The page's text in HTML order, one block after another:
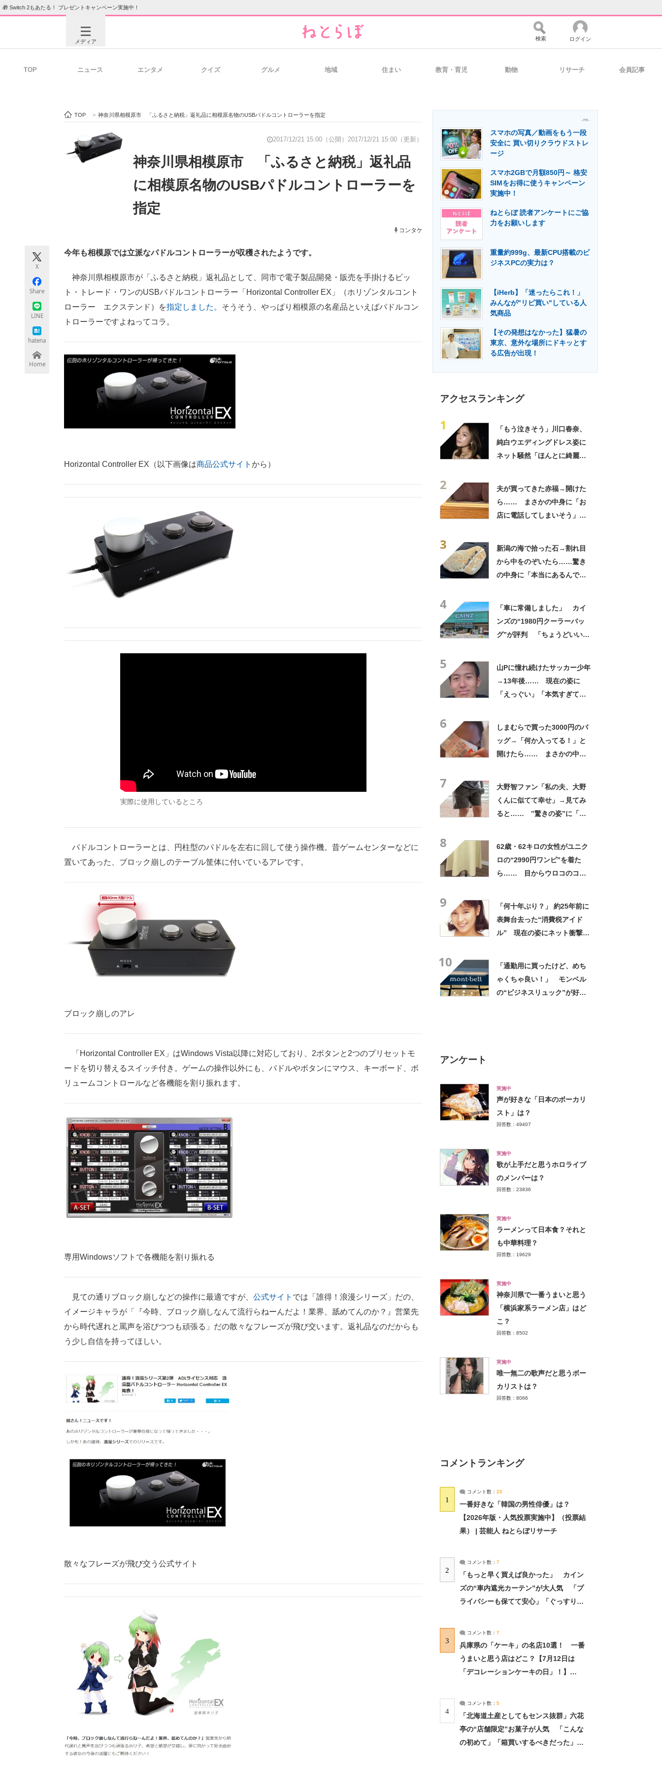
🎁 Switch 2もあたる！ プレゼントキャンペーン実施中！
メディア
ビジネスと働き方のヒント 経営リーダーのコミュニティ マーケ×ITの今がよく分かる
ITエンジニア向け専門サイト 企業向けIT製品の総合サイト IT製品の技術・比較・事例 製造業のIT導入・活用を支援
エネルギーの専門メディア 建設×テクノロジーの最前線
ちょっと気になるネットの話題
検索 ログイン
TOP ニュース エンタメ クイズ グルメ 地域 住まい 教育・育児 動物 リサーチ 会員記事
TOP > 神奈川県相模原市 「ふるさと納税」返礼品に相模原名物のUSBパドルコントローラーを指定
2017/12/21 15:00（公開） 2017/12/21 15:00（更新）
神奈川県相模原市 「ふるさと納税」返礼品
に相模原名物のUSBパドルコントローラーを
指定
コンタケ
X
Share
LINE
hatena
Home
今年も相模原では立派なパドルコントローラーが収穫されたようです。
神奈川県相模原市が「ふるさと納税」返礼品として、同市で電子製品開発・販売を手掛けるビッ
ト・トレード・ワンのUSBパドルコントローラー「Horizontal Controller EX」（ホリゾンタルコント
ローラー エクステンド）を指定しました。 そうそう、やっぱり相模原の名産品といえばパドルコン
トローラーですよねってコラ。
Horizontal Controller EX（以下画像は商品公式サイト から）
実際に使用しているところ
パドルコントローラーとは、円柱型のパドルを左右に回して使う操作機。昔ゲームセンターなどに
置いてあった、ブロック崩しのテーブル筐体に付いているアレです。
ブロック崩しのアレ
「Horizontal Controller EX」はWindows Vista以降に対応しており、2ボタンと2つのプリセットモ
ードを切り替えるスイッチ付き。ゲームの操作以外にも、パドルやボタンにマウス、キーボード、ボ
リュームコントロールなど各機能を割り振れます。
専用Windowsソフトで各機能を割り振れる
見ての通りブロック崩しなどの操作に最適ですが、 公式サイト では「誰得！浪漫シリーズ」だの、
イメージキャラが「『今時、ブロック崩しなんて流行らねーんだよ！業界、舐めてんのか？』営業先
から時代遅れと罵声を浴びつつも頑張る」だの散々なフレーズが飛び交います。返礼品なのだからも
う少し自信を持ってほしい。
散々なフレーズが飛び交う公式サイト
- PR -
スマホの写真／動画をもう一段
安全に 買い切りクラウドストレ
ージ
スマホ2GBで月額850円～ 格安
SIMをお得に使うキャンペーン
実施中！
ねとらぼ 読者アンケートにご協
力をお願いします
重量約999g、最新CPU搭載のビ
ジネスPCの実力は？
【iHerb】「迷ったらこれ！」
みんなが"リピ買い"している人
気商品
【その発想はなかった】猛暑の
東京、意外な場所にドキッとす
る広告が出現！
アクセスランキング
1
「もう泣きそう」川口春奈、
純白ウエディングドレス姿に
ネット騒然「ほんとに綺麗」
2
夫が買ってきた赤福→開けた
ら…… まさかの中身に「お
店に電話してしまいそう」
3
新潟の海で拾った石→割れ目
から中をのぞいたら……驚き
の中身に「本当にあるんです
4
「車に常備しました」 カイ
ンズの“1980円クーラーバッ
グ”が評判 「ちょうどいい大
5
山Pに憧れ続けたサッカー少年
→13年後…… 現在の姿に
「えっぐい」「本気すぎて尊
6
しまむらで買った3000円のバ
ッグ→「何か入ってる！」と
開けたら…… まさかの中身
7
大野智ファン「私の夫、大野
くんに似てて幸せ」→見てみ
ると…… ‟驚きの姿”に「最
8
62歳・62キロの女性がユニク
ロの“2990円ワンピ”を着た
ら…… 目からウロコのコー
9
「何十年ぶり？」 約25年前に
表舞台去った“消費税アイド
ル” 現在の姿にネット衝撃
10
「通勤用に買ったけど、めち
ゃくちゃ良い！」 モンベル
の“ビジネスリュック”が好
アンケート
実施中
声が好きな「日本のボーカリ
スト」は？
回答数：49407
実施中
歌が上手だと思うホロライブ
のメンバーは？
回答数：23836
実施中
ラーメンって日本食？それと
も中華料理？
回答数：19629
実施中
神奈川県で一番うまいと思う
「横浜家系ラーメン店」はど
こ？
回答数：8502
実施中
唯一無二の歌声だと思うボー
カリストは？
回答数：8066
コメントランキング
1
コメント数： 20
一番好きな「韓国の男性俳優」は？
【2026年版・人気投票実施中】（投票結
果） | 芸能人 ねとらぼリサーチ
2
コメント数： 7
「もっと早く買えば良かった」 カイン
ズの“車内遮光カーテン”が大人気 「プ
ライバシーも保てて安心」「ぐっすり眠
3
コメント数： 7
兵庫県の「ケーキ」の名店10選！ 一番
うまいと思う店はどこ？【7月12日は
「デコレーションケーキの日」！】
4
コメント数： 5
「北海道土産としてもセンス抜群」六花
亭の“店舗限定”お菓子が人気 「こんな
の初めて」「箱買いするべきだった」